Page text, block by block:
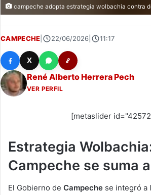
campeche adopta estrategia wolbachia contra
CAMPECHE 22/06/2026 11:17
X
René Alberto Herrera Pech
VER PERFIL
[metaslider
Estrategia
Campeche se suma
El Gobierno de Campeche se integró a